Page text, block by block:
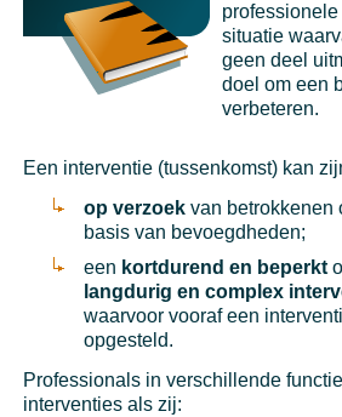
situatie
geen deel
doel om een
verbeteren.
Een interventie (tussenkomst) kan
op verzoekvan betrokkenen
basis van bevoegdheden;
een kortdurend en beperkt
langdurig en complex
waarvoor vooraf een
opgesteld.
Professionals in verschillende
interventies als zij: